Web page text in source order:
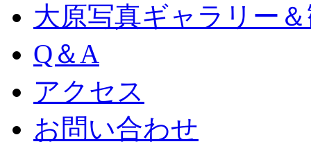
大原写真ギャラリー
Q＆A
アクセス
お問い合わせ